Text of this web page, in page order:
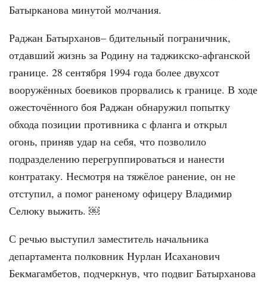
Батырканова минутой молчания.
Раджан Батырханов– бдительный пограничник,
отдавший жизнь за Родину на таджикско-афганской
границе. 28 сентября 1994 года более двухсот
вооружённых боевиков прорвались к границе. В ходе
ожесточённого боя Раджан обнаружил попытку
обхода позиции противника с фланга и открыл
огонь, приняв удар на себя, что позволило
подразделению перегруппироваться и нанести
контратаку. Несмотря на тяжёлое ранение, он не
отступил, а помог раненому офицеру Владимир
Селюку выжить. ￼
С речью выступил заместитель начальника
департамента полковник Нурлан Исаханович
Бекмагамбетов, подчеркнув, что подвиг Батырханова